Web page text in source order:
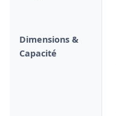
Dimensions &
Capacité